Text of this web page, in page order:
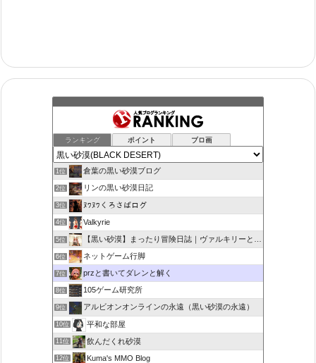
ランキング ポイント ブロ画
1位 倉葉の黒い砂漠ブログ
2位 リンの黒い砂漠日記
3位 ﾇﾜﾇﾜくろさばログ
4位 Valkyrie
5位 【黒い砂漠】まったり冒険日誌｜ヴァルキリーと闇の精霊の旅
6位 ネットゲーム行脚
7位 przと書いてダレンと解く
8位 105ゲーム研究所
9位 アルビオンオンラインの永遠（黒い砂漠の永遠）
10位 平和な部屋
11位 飲んだくれ砂漠
12位 Kuma's MMO Blog